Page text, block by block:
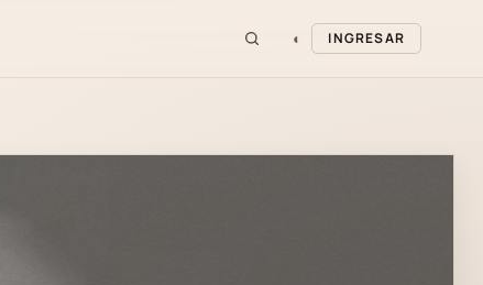
◐ INGRESAR